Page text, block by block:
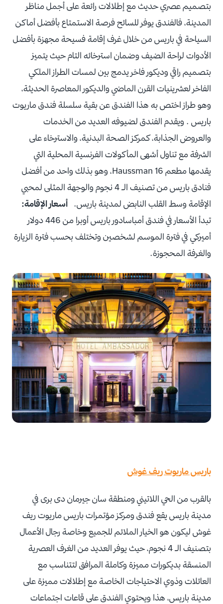
بتصميم عصري حديث مع إطلالات رائعة على أجمل مناظر
المدينة، فالفندق يوفر للسائح فرصة الاستمتاع بأفضل أماكن
السياحة في باريس من خلال غرف إقامة فسيحة مجهزة بأفضل
الأدوات لراحة الضيف وضمان استرخائه التام حيث يتميز
بتصميم راقي وديكور فاخر يدمج بين لمسات الطراز الملكي
الفاخر لعشرينيات القرن الماضي والديكور المعاصرة الحديثة،
وهو طراز اختص به هذا الفندق عن بقية سلسلة فندق ماريوت
باريس . ويقدم الفندق لضيوفه العديد من الخدمات
والعروض الجذابة، كمركز الصحة البدنية، والاسترخاء على
الشرفة مع تناول أشهى المأكولات الفرنسية المحلية التي
يقدمها مطعم 16 Haussman، وهو بذلك واحد من أفضل
فنادق باريس من تصنيف الـ 4 نجوم والوجهة المثلى لمحبي
الإقامة وسط القلب النابض لمدينة باريس. أسعار الإقامة:
تبدأ الأسعار في فندق أمباسادور باريس أوبرا من 446 دولار
أميركي في فترة الموسم لشخصين وتختلف بحسب فترة الزيارة
والغرفة المحجوزة.
باريس ماريوت ريف غوش
بالقرب من الحي اللاتيني ومنطقة سان جيرمان دى برى في
مدينة باريس يقع فندق ومركز مؤتمرات باريس ماريوت ريف
غوش ليكون هو الخيار الملائم للجميع وخاصة رجال الأعمال
بتصنيف الـ 4 نجوم، حيث يوفر العديد من الغرف العصرية
المنسقة بديكورات مميزة وكاملة المرافق لتتناسب مع
العائلات وذوي الاحتياجات الخاصة مع إطلالات مميزة على
مدينة باريس، هذا ويحتوي الفندق على قاعات اجتماعات